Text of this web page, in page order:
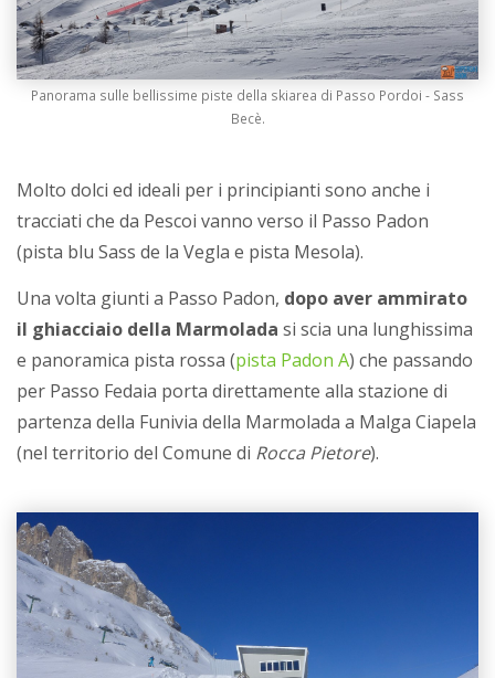
Panorama sulle bellissime piste della skiarea di Passo Pordoi - Sass
Becè.
Molto dolci ed ideali per i principianti sono anche i
tracciati che da Pescoi vanno verso il Passo Padon
(pista blu Sass de la Vegla e pista Mesola).
Una volta giunti a Passo Padon, dopo aver ammirato
il ghiacciaio della Marmolada si scia una lunghissima
e panoramica pista rossa (pista Padon A) che passando
per Passo Fedaia porta direttamente alla stazione di
partenza della Funivia della Marmolada a Malga Ciapela
(nel territorio del Comune di Rocca Pietore).